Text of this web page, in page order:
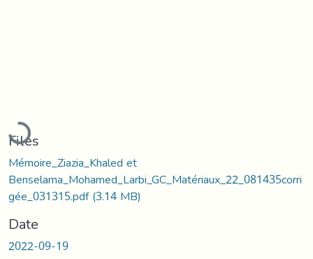
Loading...
Files
Mémoire_Ziazia_Khaled et
Benselama_Mohamed_Larbi_GC_Matériaux_22_081435corri
gée_031315.pdf(3.14 MB)
Date
2022-09-19